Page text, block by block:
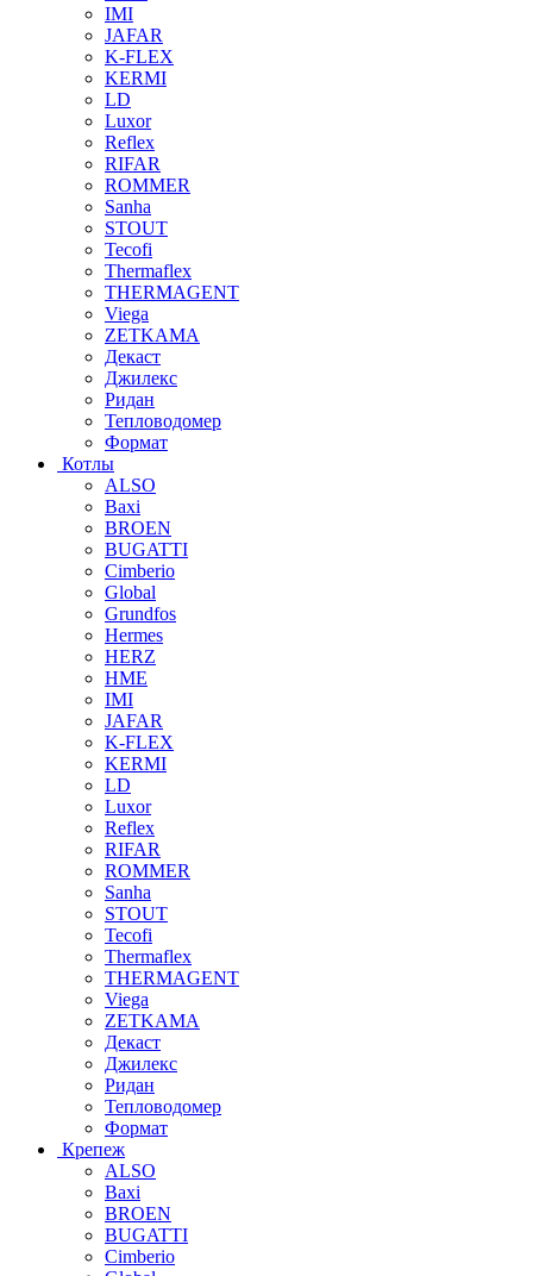
IMI
JAFAR
K-FLEX
KERMI
LD
Luxor
Reflex
RIFAR
ROMMER
Sanha
STOUT
Tecofi
Thermaflex
THERMAGENT
Viega
ZETKAMA
Декаст
Джилекс
Ридан
Тепловодомер
Формат
Котлы
ALSO
Baxi
BROEN
BUGATTI
Cimberio
Global
Grundfos
Hermes
HERZ
HME
IMI
JAFAR
K-FLEX
KERMI
LD
Luxor
Reflex
RIFAR
ROMMER
Sanha
STOUT
Tecofi
Thermaflex
THERMAGENT
Viega
ZETKAMA
Декаст
Джилекс
Ридан
Тепловодомер
Формат
Крепеж
ALSO
Baxi
BROEN
BUGATTI
Cimberio